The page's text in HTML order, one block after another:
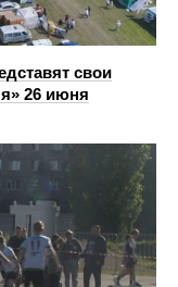
свои
26 июня